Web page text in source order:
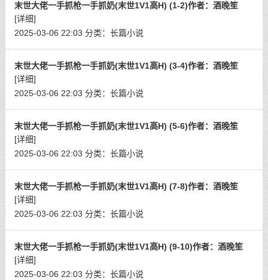
末世大佬一手抓枪一手抓奶(末世1V1高H) (1-2)作者：酒晚笙
[详细]
2025-03-06 22:03 分类： 长篇小说
末世大佬一手抓枪一手抓奶(末世1V1高H) (3-4)作者：酒晚笙
[详细]
2025-03-06 22:03 分类： 长篇小说
末世大佬一手抓枪一手抓奶(末世1V1高H) (5-6)作者：酒晚笙
[详细]
2025-03-06 22:03 分类： 长篇小说
末世大佬一手抓枪一手抓奶(末世1V1高H) (7-8)作者：酒晚笙
[详细]
2025-03-06 22:03 分类： 长篇小说
末世大佬一手抓枪一手抓奶(末世1V1高H) (9-10)作者：酒晚笙
[详细]
2025-03-06 22:03 分类： 长篇小说